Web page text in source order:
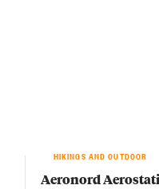
HIKINGS AND OUTDOOR
Aeronord Aerostati